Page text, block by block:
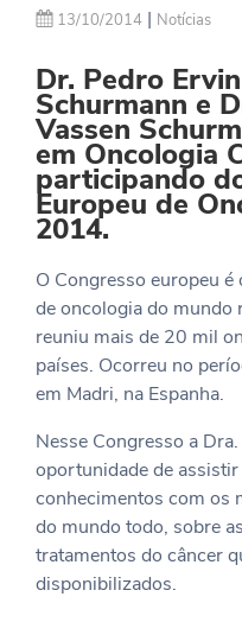
13/10/2014 | Notícias
Dr. Pedro
Schurmann e
Vassen
em Oncologia
participando
Europeu de
2014.
O Congresso europeu
de oncologia do mundo
reuniu mais de 20 mil
países. Ocorreu no
em Madri, na Espanha.
Nesse Congresso a
oportunidade de
conhecimentos com os
do mundo todo, sobre
tratamentos do câncer
disponibilizados.